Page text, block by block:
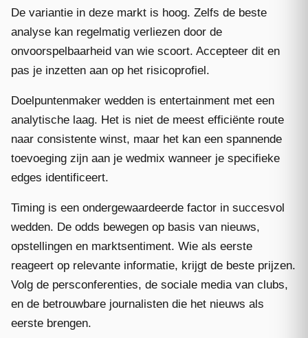
De variantie in deze markt is hoog. Zelfs de beste
analyse kan regelmatig verliezen door de
onvoorspelbaarheid van wie scoort. Accepteer dit en
pas je inzetten aan op het risicoprofiel.
Doelpuntenmaker wedden is entertainment met een
analytische laag. Het is niet de meest efficiënte route
naar consistente winst, maar het kan een spannende
toevoeging zijn aan je wedmix wanneer je specifieke
edges identificeert.
Timing is een ondergewaardeerde factor in succesvol
wedden. De odds bewegen op basis van nieuws,
opstellingen en marktsentiment. Wie als eerste
reageert op relevante informatie, krijgt de beste prijzen.
Volg de persconferenties, de sociale media van clubs,
en de betrouwbare journalisten die het nieuws als
eerste brengen.